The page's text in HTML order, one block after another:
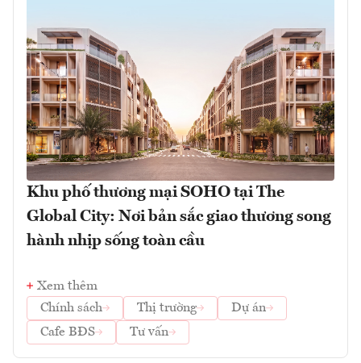
Khu phố thương mại SOHO tại The
Global City: Nơi bản sắc giao thương song
hành nhịp sống toàn cầu
Xem thêm
Chính sách
Thị trường
Dự án
Cafe BĐS
Tư vấn